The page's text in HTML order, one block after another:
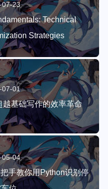
23
Technical
Strategies
01
基础写作的效率革命
04
手教你用Python识别停